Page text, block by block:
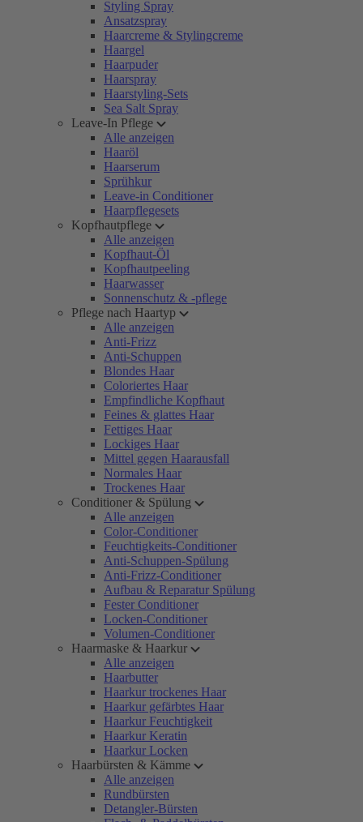
Styling Spray
Ansatzspray
Haarcreme & Stylingcreme
Haargel
Haarpuder
Haarspray
Haarstyling-Sets
Sea Salt Spray
Leave-In Pflege
Alle anzeigen
Haaröl
Haarserum
Sprühkur
Leave-in Conditioner
Haarpflegesets
Kopfhautpflege
Alle anzeigen
Kopfhaut-Öl
Kopfhautpeeling
Haarwasser
Sonnenschutz & -pflege
Pflege nach Haartyp
Alle anzeigen
Anti-Frizz
Anti-Schuppen
Blondes Haar
Coloriertes Haar
Empfindliche Kopfhaut
Feines & glattes Haar
Fettiges Haar
Lockiges Haar
Mittel gegen Haarausfall
Normales Haar
Trockenes Haar
Conditioner & Spülung
Alle anzeigen
Color-Conditioner
Feuchtigkeits-Conditioner
Anti-Schuppen-Spülung
Anti-Frizz-Conditioner
Aufbau & Reparatur Spülung
Fester Conditioner
Locken-Conditioner
Volumen-Conditioner
Haarmaske & Haarkur
Alle anzeigen
Haarbutter
Haarkur trockenes Haar
Haarkur gefärbtes Haar
Haarkur Feuchtigkeit
Haarkur Keratin
Haarkur Locken
Haarbürsten & Kämme
Alle anzeigen
Rundbürsten
Detangler-Bürsten